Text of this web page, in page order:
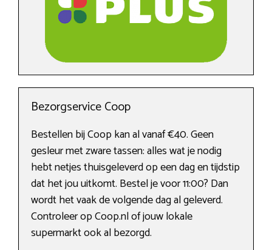
Bezorgservice Coop
Bestellen bij Coop kan al vanaf €40. Geen
gesleur met zware tassen: alles wat je nodig
hebt netjes thuisgeleverd op een dag en tijdstip
dat het jou uitkomt. Bestel je voor 11:00? Dan
wordt het vaak de volgende dag al geleverd.
Controleer op Coop.nl of jouw lokale
supermarkt ook al bezorgd.